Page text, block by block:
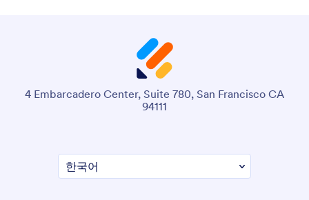
4 Embarcadero Center, Suite 780, San Francisco CA
94111